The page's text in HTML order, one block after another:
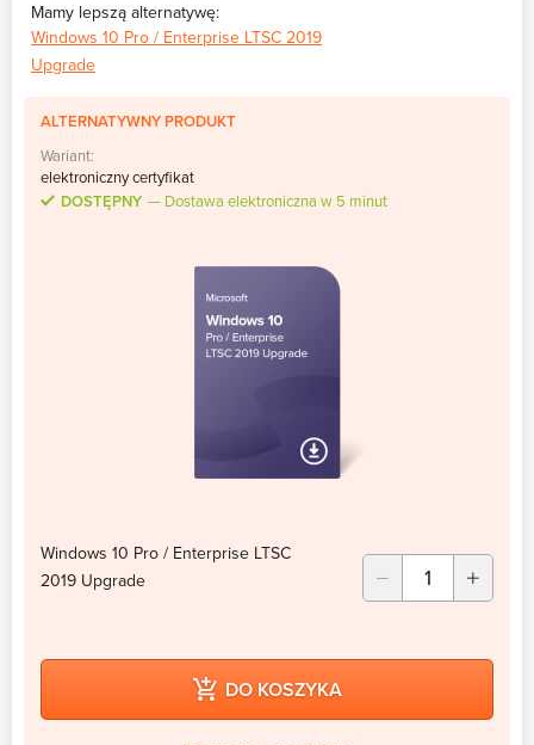
Mamy lepszą alternatywę:
Windows 10 Pro / Enterprise LTSC 2019
Upgrade
ALTERNATYWNY PRODUKT
Wariant:
elektroniczny certyfikat
DOSTĘPNY
Dostawa elektroniczna w 5 minut
Windows 10 Pro / Enterprise LTSC
2019 Upgrade
DO KOSZYKA